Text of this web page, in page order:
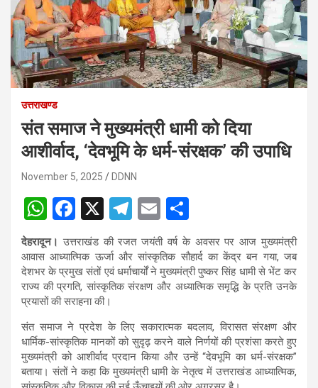
उत्तराखण्ड
संत समाज ने मुख्यमंत्री धामी को दिया
आशीर्वाद, ‘देवभूमि के धर्म-संरक्षक’ की उपाधि
November 5, 2025 DDNN
W
h
at
s
A
p
p
F
a
ce
b
o
o
k
X
T
el
e
gr
a
m
E
m
ail
h
ar
e
देहरादून। उत्तराखंड की रजत जयंती वर्ष के अवसर पर आज मुख्यमंत्री
आवास आध्यात्मिक ऊर्जा और सांस्कृतिक सौहार्द का केंद्र बन गया, जब
देशभर के प्रमुख संतों एवं धर्माचार्यों ने मुख्यमंत्री पुष्कर सिंह धामी से भेंट कर
राज्य की प्रगति, सांस्कृतिक संरक्षण और अध्यात्मिक समृद्धि के प्रति उनके
प्रयासों की सराहना की।
संत समाज ने प्रदेश के लिए सकारात्मक बदलाव, विरासत संरक्षण और
धार्मिक-सांस्कृतिक मानकों को सुदृढ़ करने वाले निर्णयों की प्रशंसा करते हुए
मुख्यमंत्री को आशीर्वाद प्रदान किया और उन्हें “देवभूमि का धर्म-संरक्षक”
बताया। संतों ने कहा कि मुख्यमंत्री धामी के नेतृत्व में उत्तराखंड आध्यात्मिक,